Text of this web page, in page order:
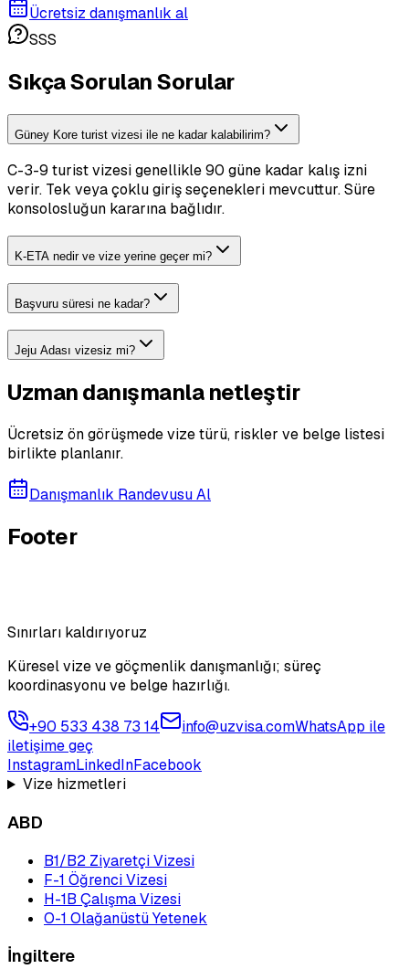
Ücretsiz danışmanlık al
SSS
Sıkça Sorulan Sorular
Güney Kore turist vizesi ile ne kadar kalabilirim?
C-3-9 turist vizesi genellikle 90 güne kadar kalış izni
verir. Tek veya çoklu giriş seçenekleri mevcuttur. Süre
konsolosluğun kararına bağlıdır.
K-ETA nedir ve vize yerine geçer mi?
Başvuru süresi ne kadar?
Jeju Adası vizesiz mi?
Uzman danışmanla netleştir
Ücretsiz ön görüşmede vize türü, riskler ve belge listesi
birlikte planlanır.
Danışmanlık Randevusu Al
Footer
Sınırları kaldırıyoruz
Küresel vize ve göçmenlik danışmanlığı; süreç
koordinasyonu ve belge hazırlığı.
+90 533 438 73 14 info@uzvisa.comWhatsApp ile
iletişime geç
InstagramLinkedInFacebook
Vize hizmetleri
ABD
B1/B2 Ziyaretçi Vizesi
F-1 Öğrenci Vizesi
H-1B Çalışma Vizesi
O-1 Olağanüstü Yetenek
İngiltere